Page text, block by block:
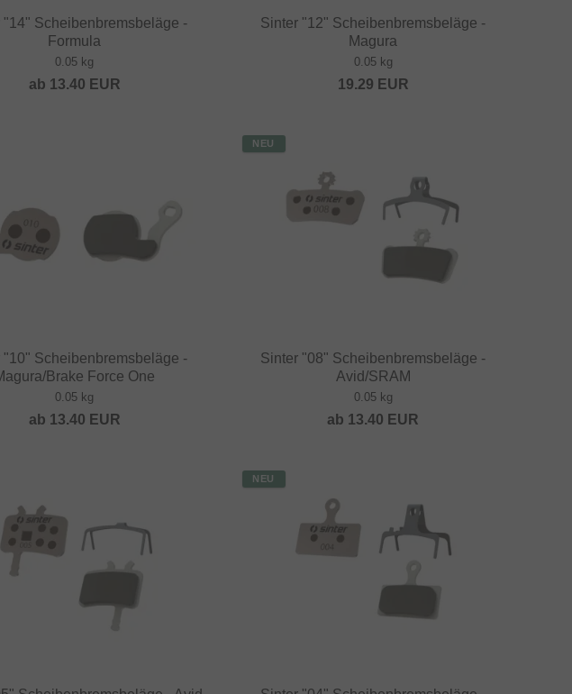
"14" Scheibenbremsbeläge -
Formula
0.05 kg
ab 13.40 EUR
Sinter "12" Scheibenbremsbeläge -
Magura
0.05 kg
19.29 EUR
"10" Scheibenbremsbeläge -
Brake Force One
0.05 kg
ab 13.40 EUR
NEU
Sinter "08" Scheibenbremsbeläge -
Avid/SRAM
0.05 kg
ab 13.40 EUR
NEU